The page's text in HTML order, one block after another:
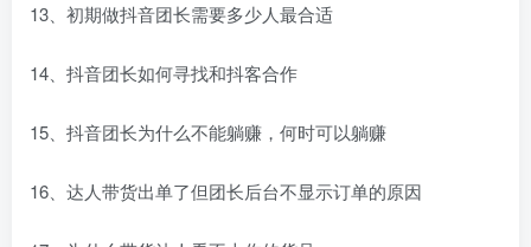
13、初期做抖音团长需要多少人最合适
14、抖音团长如何寻找和抖客合作
15、抖音团长为什么不能躺赚，何时可以躺赚
16、达人带货出单了但团长后台不显示订单的原因